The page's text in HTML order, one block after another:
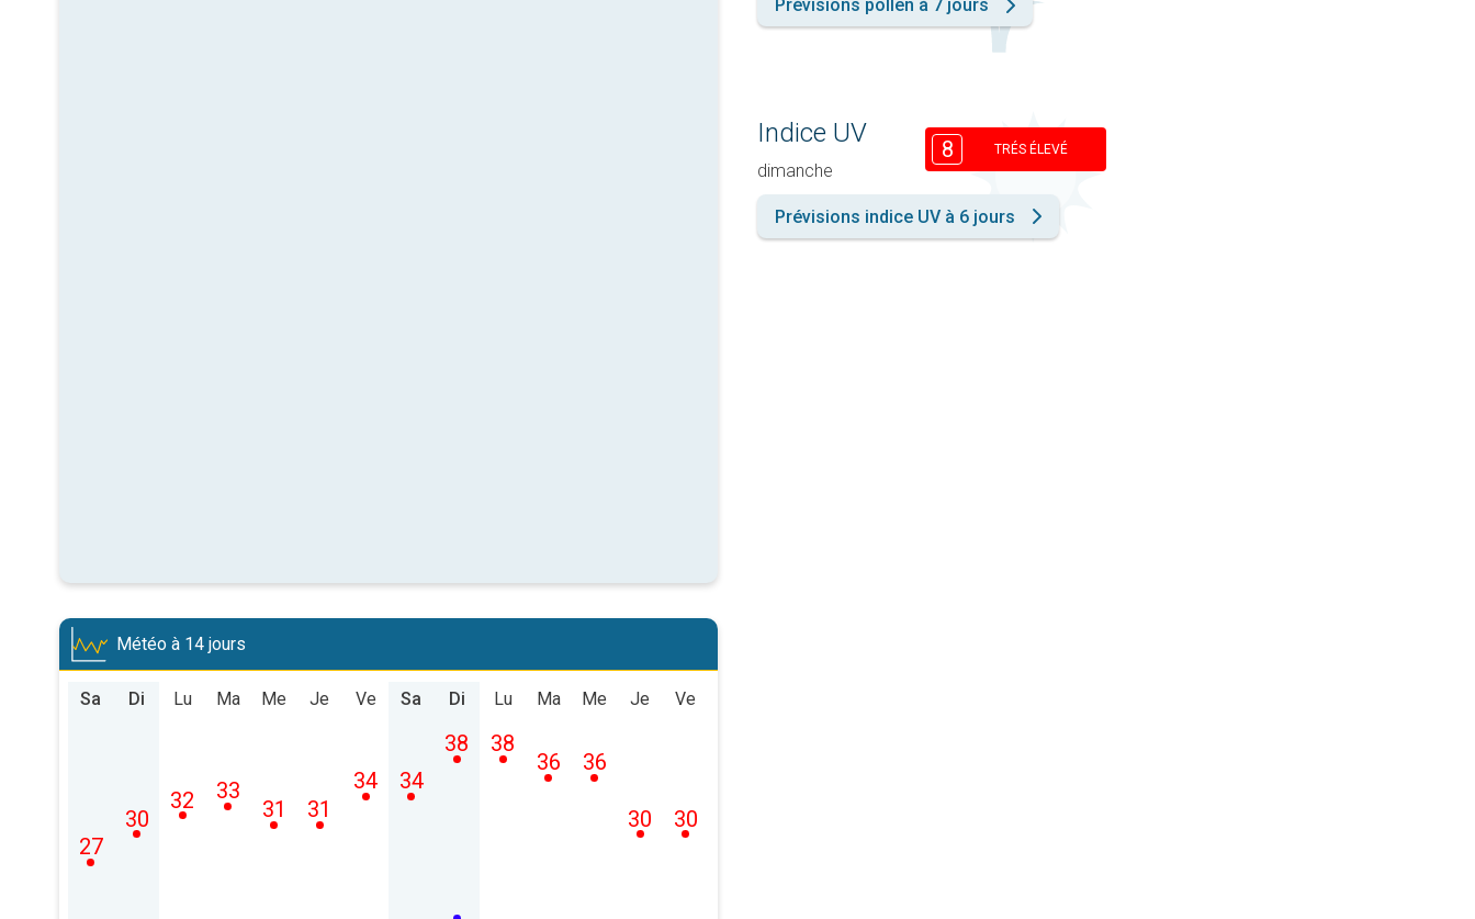
Météo à 14 jours
Sa
27
Di
30
Lu
32
Ma
33
Me
31
Je
31
Ve
34
Sa
34
Di
38
Lu
38
Ma
36
Me
36
Je
30
Ve
30
Prévisions pollen à 7 jours
Indice UV
dimanche
8 TRÉS ÉLEVÉ
Prévisions indice UV à 6 jours